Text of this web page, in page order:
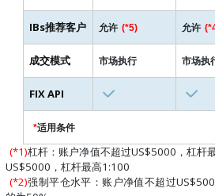
IBs推荐客户 允许 (*5) 允许
成交模式 市场执行 市场执
FIX API
*适用条件
(*1)杠杆：账户净值不超过US$5000，杠杆
US$5000，杠杆最高1:100
(*2)强制平仓水平：账户净值不超过